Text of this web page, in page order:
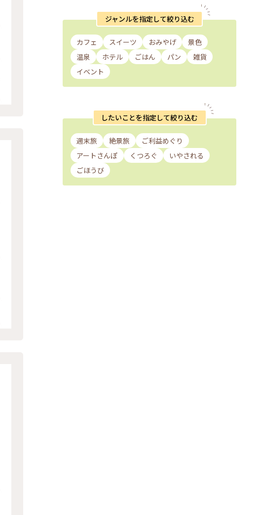
ジャンルを指定して絞り込む
カフェ スイーツ おみやげ
景色
温泉
ホテル ごはん パン
雑貨
イベント
したいことを指定して絞り込む
週末旅 絶景旅
ご利益めぐり
アートさんぽ
くつろぐ
いやされる
ごほうび